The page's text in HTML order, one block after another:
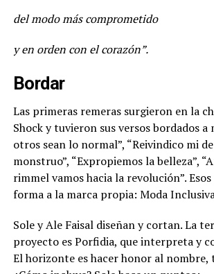
del modo más comprometido
y en orden con el corazón”.
Bordar
Las primeras remeras surgieron en la
Shock y tuvieron sus versos bordados a
otros sean lo normal”, “Reivindico mi
monstruo”, “Expropiemos la belleza”,
rimmel vamos hacia la revolución”.
forma a la marca propia: Moda
Sole y Ale Faisal diseñan y cortan. La
proyecto es Porfidia, que interpreta y
El horizonte es hacer honor al nombre,